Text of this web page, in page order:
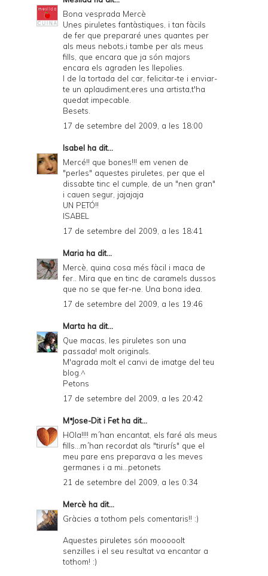
Bona vesprada Mercè
Unes piruletes fantàstiques, i tan fàcils
de fer que prepararé unes quantes per
als meus nebots,i tambe per als meus
fills, que encara que ja són majors
encara els agraden les llepolies.
I de la tortada del car, felicitar-te i enviar-
te un aplaudiment,eres una artista,t'ha
quedat impecable.
Besets.
17 de setembre del 2009, a les 18:00
Isabel ha dit...
Mercé!! que bones!!! em venen de
"perles" aquestes piruletes, per que el
dissabte tinc el cumple, de un "nen gran"
i cauen segur, jajajaja
UN PETÓ!!
ISABEL
17 de setembre del 2009, a les 18:41
Maria ha dit...
Mercè, quina cosa més fàcil i maca de
fer.. Mira que en tinc de caramels dussos
que no se que fer-ne. Una bona idea.
17 de setembre del 2009, a les 19:46
Marta ha dit...
Que macas, les piruletes son una
passada! molt originals.
M'agrada molt el canvi de imatge del teu
blog.^
Petons
17 de setembre del 2009, a les 20:42
MªJose-Dit i Fetha dit...
HOla!!!! m´han encantat, els faré als meus
fills...m´han recordat als "tirurís" que el
meu pare ens preparava a les meves
germanes i a mi...petonets
21 de setembre del 2009, a les 0:34
Mercè ha dit...
Gràcies a tothom pels comentaris!! :)
Aquestes piruletes són mooooolt
senzilles i el seu resultat va encantar a
tothom! :)